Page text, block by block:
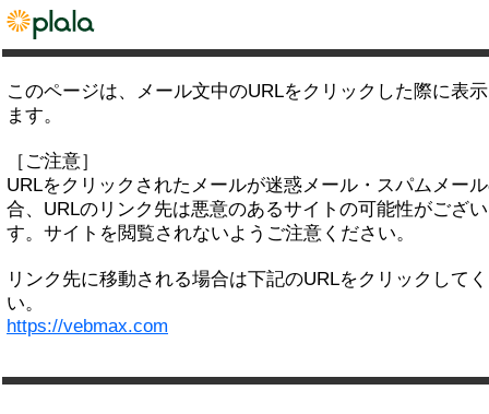
このページは、メール文中のURLをクリックした際に表
ます。
［ご注意］
URLをクリックされたメールが迷惑メール・スパムメー
合、URLのリンク先は悪意のあるサイトの可能性がござ
す。サイトを閲覧されないようご注意ください。
リンク先に移動される場合は下記のURLをクリックして
い。
https://vebmax.com